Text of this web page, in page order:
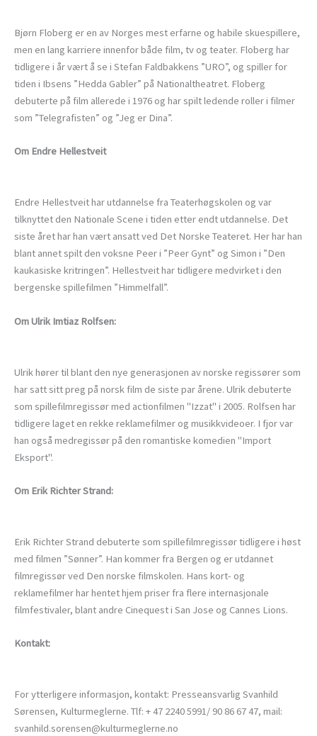
Bjørn Floberg er en av Norges mest erfarne og habile skuespillere,
men en lang karriere innenfor både film, tv og teater. Floberg har
tidligere i år vært å se i Stefan Faldbakkens ”URO”, og spiller for
tiden i Ibsens ”Hedda Gabler” på Nationaltheatret. Floberg
debuterte på film allerede i 1976 og har spilt ledende roller i filmer
som ”Telegrafisten” og ”Jeg er Dina”.
Om Endre Hellestveit
Endre Hellestveit har utdannelse fra Teaterhøgskolen og var
tilknyttet den Nationale Scene i tiden etter endt utdannelse. Det
siste året har han vært ansatt ved Det Norske Teateret. Her har han
blant annet spilt den voksne Peer i ”Peer Gynt” og Simon i ”Den
kaukasiske kritringen”. Hellestveit har tidligere medvirket i den
bergenske spillefilmen ”Himmelfall”.
Om Ulrik Imtiaz Rolfsen:
Ulrik hører til blant den nye generasjonen av norske regissører som
har satt sitt preg på norsk film de siste par årene. Ulrik debuterte
som spillefilmregissør med actionfilmen "Izzat" i 2005. Rolfsen har
tidligere laget en rekke reklamefilmer og musikkvideoer. I fjor var
han også medregissør på den romantiske komedien "Import
Eksport".
Om Erik Richter Strand:
Erik Richter Strand debuterte som spillefilmregissør tidligere i høst
med filmen ”Sønner”. Han kommer fra Bergen og er utdannet
filmregissør ved Den norske filmskolen. Hans kort- og
reklamefilmer har hentet hjem priser fra flere internasjonale
filmfestivaler, blant andre Cinequest i San Jose og Cannes Lions.
Kontakt:
For ytterligere informasjon, kontakt: Presseansvarlig Svanhild
Sørensen, Kulturmeglerne. Tlf: + 47 2240 5991/ 90 86 67 47, mail:
svanhild.sorensen@kulturmeglerne.no